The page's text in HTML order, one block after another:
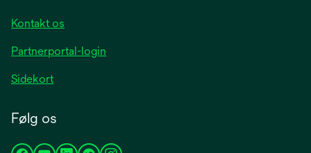
Kontakt os
Partnerportal-login
Sidekort
Følg os